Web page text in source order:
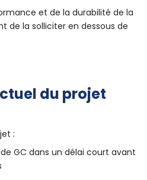
et de la durabilité de la
de la solliciter en dessous de
du projet
:
GC dans un délai court avant